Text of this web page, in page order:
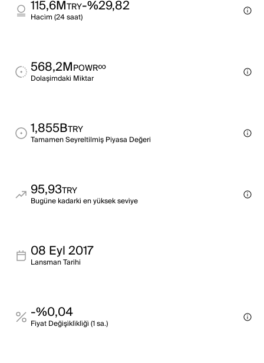
115,6MTRY-%29,82
Haci̇m (24 saat)
568,2MPOWR∞
Dolaşimdaki̇ Mi̇ktar
1,855BTRY
Tamamen Seyreltilmiş Piyasa Değeri
95,93TRY
Bugüne kadarki̇ en yüksek sevi̇ye
08 Eyl 2017
Lansman Tarihi
-%0,04
Fi̇yat Deği̇şi̇kli̇kli̇ği̇ (1 sa.)